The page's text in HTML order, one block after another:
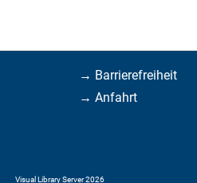
→ Barrierefreiheit
→ Anfahrt
Visual Library Server 2026